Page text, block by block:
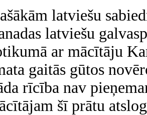
latviešu
latviešu
ar mācītāju
gaitās gūtos
rīcība nav
šī prātu